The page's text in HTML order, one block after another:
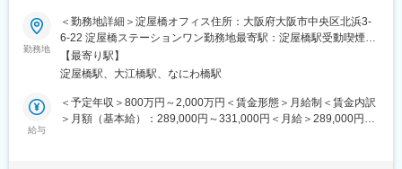
米、シンガポール、スウェーデン）となっています。各会社につ
いて、事業特性に応じた財務諸表の確認や、海外の会計基準につ
いても理解を深めることができます。
・日常の仕訳処理から、管理会計的な視点まで、グループメンバ
活動を支えていくことが可能なセクションです。
・グループメンバーには転職者が多く、これまでのご経験を活か
■業務内容：
・単体決算、連結決算
・会計情報からの経営資料作成、情報発信
・国内外グループ会社経理支援
・各種税務申告、国際税務対応
・決算短信・有価証券報告書・会社法計算書類等開示関連
■やりがい
経理のもつデータやそれにまつわるいろいろな情報を駆使して正
勤務地
＜勤務地詳細＞淀屋橋オフィス住所：大阪府大阪市中央区北浜3-
6-22 淀屋橋ステーションワン勤務地最寄駅：淀屋橋駅受動喫煙対
策：敷地内全面禁煙変更の範囲：会社の定める事業所
【最寄り駅】
淀屋橋駅、大江橋駅、なにわ橋駅
給与
＜予定年収＞800万円～2,000万円＜賃金形態＞月給制＜賃金内訳
＞月額（基本給）：289,000円～331,000円＜月給＞289,000円～